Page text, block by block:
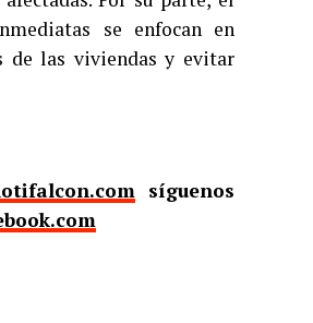
se enfocan en
de las viviendas y evitar
síguenos